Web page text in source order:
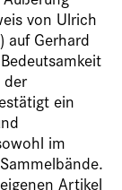
von Ulrich
auf Gerhard
der
ein
im
Artikel